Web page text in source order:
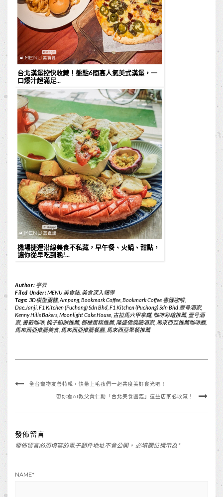
台北漢堡控快收藏！盤點6間高人氣美式漢堡，一
口爆汁超滿足...
機場捷運沿線美食不私藏，早午餐、火鍋、甜點，
讓你從早吃到晚!...
Author: 亭云
Filed Under:MENU 美食誌, 美食深入報導
Tags: 3D模型蛋糕, Ampang, Bookmark Coffee, Bookmark Coffee 書籤咖啡,
Dae.Janji F1 Kitchen (Puchong) Sdn Bhd F1 Kitchen (Puchong) Sdn Bhd 壹号酒家,
Kenny Hills Bakers Moonlight Cake House 古拉馬六甲拿鐵, 咖啡彩繪推薦, 壹号酒
家, 書籤咖啡, 桃子餡餅推薦, 榴槤蛋糕推薦, 隆盛佛跳牆酒家, 馬來西亞推薦咖啡廳,
馬來西亞推薦美食, 馬來西亞推薦餐廳, 馬來西亞聚餐推薦
全台寵物友善特輯，快帶上毛孩們一起共度美好食光吧！
帶你看AI教父黃仁勳「台北美食圖鑑」這些店家必收藏！
發佈留言
發佈留言必須填寫的電子郵件地址不會公開。 必填欄位標示為 *
NAME*